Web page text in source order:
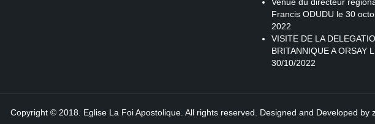
Francis ODUDU le 30
2022
VISITE DE LA
BRITANNIQUE A ORSAY
30/10/2022
Copyright © 2018. Eglise La Foi Apostolique. All rights reserved. Designed and Developed by